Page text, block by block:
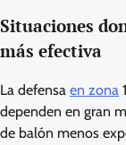
Situaciones
más efectiva
La defensa en zona
dependen en gran
de balón menos